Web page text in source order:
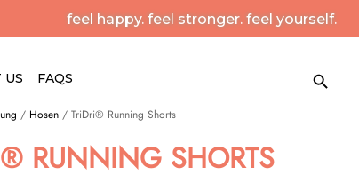
feel happy. feel stronger. feel yourself.
US FAQS Search
for:
/ Hosen/ TriDri® Running Shorts
RUNNING SHORTS